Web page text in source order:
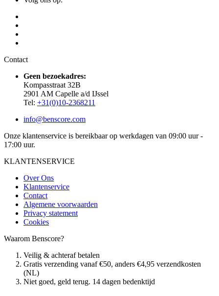
Contact
Geen bezoekadres:
Kompasstraat 32B
2901 AM Capelle a/d IJssel
Tel: +31(0)10-2368211
info@benscore.com
Onze klantenservice is bereikbaar op werkdagen van 09:00 uur -
17:00 uur.
KLANTENSERVICE
Over Ons
Klantenservice
Contact
Algemene voorwaarden
Privacy statement
Cookies
Waarom Benscore?
Veilig & achteraf betalen
Gratis verzending vanaf €50, anders €4,95 verzendkosten
(NL)
Niet goed, geld terug. 14 dagen bedenktijd